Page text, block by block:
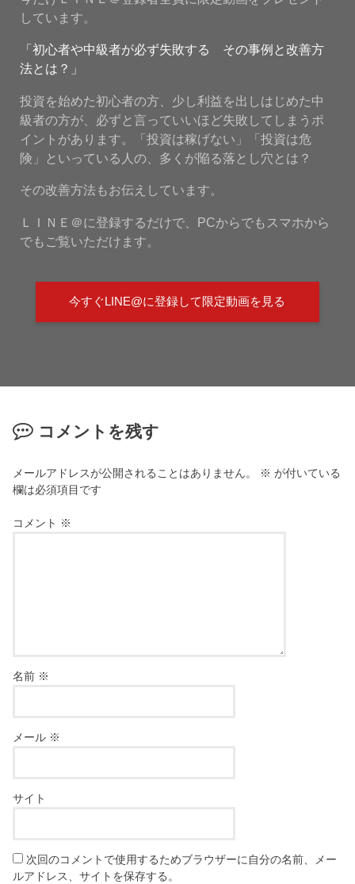
しています。
「初心者や中級者が必ず失敗する その事例と改善方
法とは？」
投資を始めた初心者の方、少し利益を出しはじめた中
級者の方が、必ずと言っていいほど失敗してしまうポ
イントがあります。「投資は稼げない」「投資は危
険」といっている人の、多くが陥る落とし穴とは？
その改善方法もお伝えしています。
ＬＩＮＥ＠に登録するだけで、PCからでもスマホから
でもご覧いただけます。
今すぐLINE@に登録して限定動画を見る
コメントを残す
メールアドレスが公開されることはありません。 ※ が付いている
欄は必須項目です
コメント ※
名前 ※
メール ※
サイト
次回のコメントで使用するためブラウザーに自分の名前、メー
ルアドレス、サイトを保存する。